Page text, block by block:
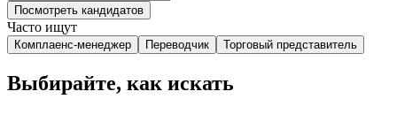
Посмотреть кандидатов
Часто ищут
Комплаенс-менеджер Переводчик Торговый представитель
Выбирайте, как искать